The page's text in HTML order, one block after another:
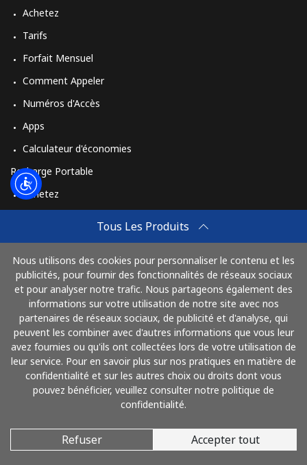
Tous Les Produits
Nous utilisons des cookies pour personnaliser le contenu et les
publicités, pour fournir des fonctionnalités de réseaux sociaux
et pour analyser notre trafic. Nous partageons également des
informations sur votre utilisation de notre site avec nos
partenaires de réseaux sociaux, de publicité et d'analyse, qui
peuvent les combiner avec d'autres informations que vous leur
avez fournies ou qu'ils ont collectées lors de votre utilisation de
leur service. Pour en savoir plus sur nos pratiques en matière de
confidentialité et sur les autres choix ou droits dont vous
pouvez bénéficier, veuillez consulter notre politique de
confidentialité.
Refuser Accepter tout
Achetez
Tarifs
Forfait Mensuel
Comment Appeler
Numéros d'Accès
Apps
Calculateur d'économies
Recharge Portable
Achetez
Achetez
Mode de fonctionnement
Payez avec
© 2026 AlloFrance